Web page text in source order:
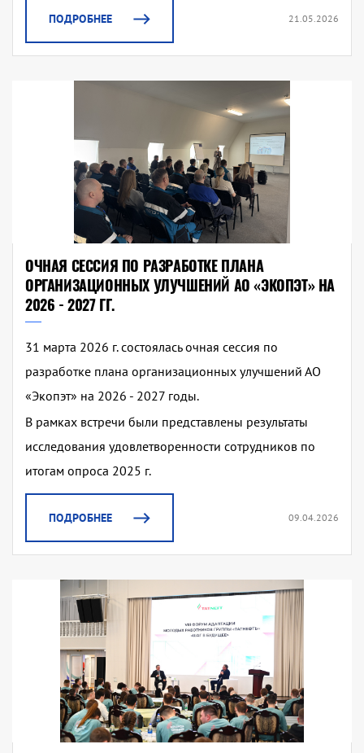
ПОДРОБНЕЕ 21.05.2026
ОЧНАЯ СЕССИЯ ПО РАЗРАБОТКЕ ПЛАНА
ОРГАНИЗАЦИОННЫХ УЛУЧШЕНИЙ АО «ЭКОПЭТ» НА
2026 - 2027 ГГ.
31 марта 2026 г. состоялась очная сессия по
разработке плана организационных улучшений АО
«Экопэт» на 2026 - 2027 годы.
В рамках встречи были представлены результаты
исследования удовлетворенности сотрудников по
итогам опроса 2025 г.
ПОДРОБНЕЕ 09.04.2026